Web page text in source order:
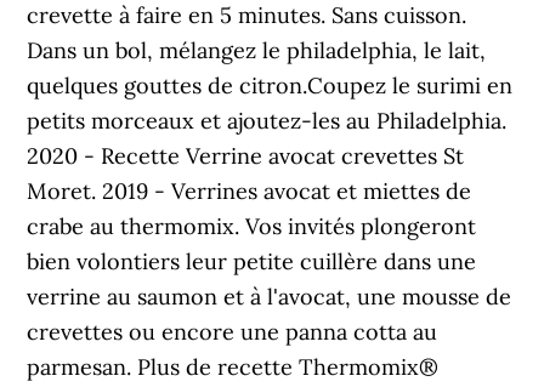
crevette à faire en 5 minutes. Sans cuisson.
Dans un bol, mélangez le philadelphia, le lait,
quelques gouttes de citron.Coupez le surimi en
petits morceaux et ajoutez-les au Philadelphia.
2020 - Recette Verrine avocat crevettes St
Moret. 2019 - Verrines avocat et miettes de
crabe au thermomix. Vos invités plongeront
bien volontiers leur petite cuillère dans une
verrine au saumon et à l'avocat, une mousse de
crevettes ou encore une panna cotta au
parmesan. Plus de recette Thermomix®